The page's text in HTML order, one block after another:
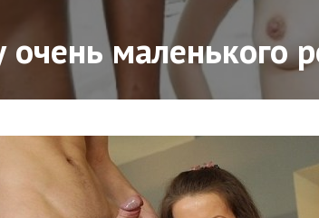
маленького